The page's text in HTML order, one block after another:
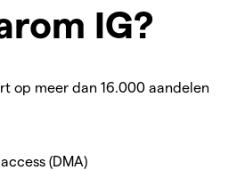
IG?
op meer dan 16.000 aandelen
(DMA)